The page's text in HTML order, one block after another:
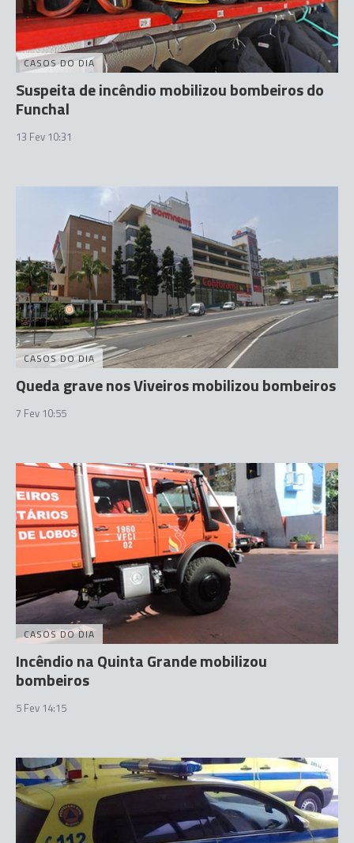
CASOS DO DIA
Suspeita de incêndio mobilizou bombeiros do
Funchal
13 Fev 10:31
CASOS DO DIA
Queda grave nos Viveiros mobilizou bombeiros
7 Fev 10:55
CASOS DO DIA
Incêndio na Quinta Grande mobilizou
bombeiros
5 Fev 14:15